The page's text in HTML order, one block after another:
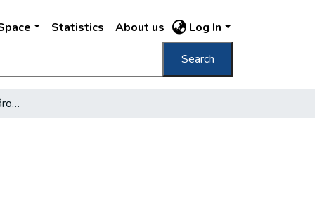
Statistics About us Log In
Search
Városi közlekedés és városszabályozás